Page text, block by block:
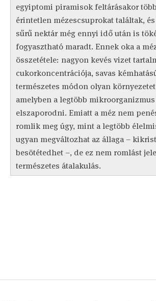
egyiptomi piramisok feltárásakor
érintetlen mézescsuprokat találtak,
sűrű nektár még ennyi idő után is
fogyasztható maradt. Ennek oka a
összetétele: nagyon kevés vizet
cukorkoncentrációja, savas
természetes módon olyan
amelyben a legtöbb
elszaporodni. Emiatt a méz nem
romlik meg úgy, mint a legtöbb
ugyan megváltozhat az állaga –
besötétedhet –, de ez nem romlást
természetes átalakulás.